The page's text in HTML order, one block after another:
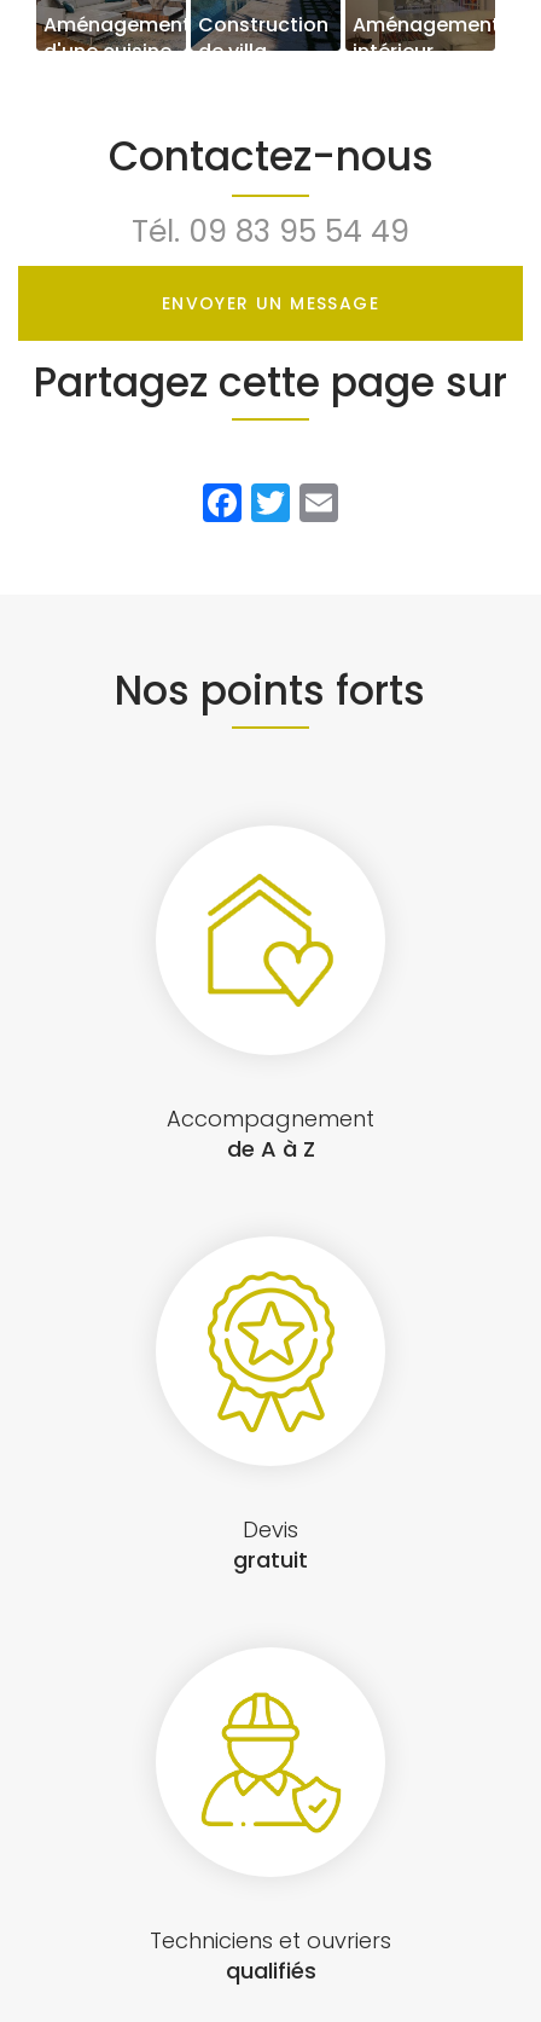
Aménagement
d'une cuisine
Construction
de villa
Aménagement
intérieur
Contactez-nous
Tél. 09 83 95 54 49
ENVOYER UN MESSAGE
Partagez cette page sur
Facebook
Twitter
Nos points forts
Accompagnement
de A à Z
Devis
gratuit
Techniciens et ouvriers
qualifiés